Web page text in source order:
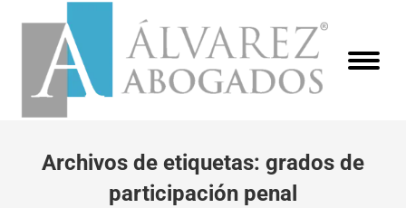
Archivos de etiquetas: grados de
participación penal